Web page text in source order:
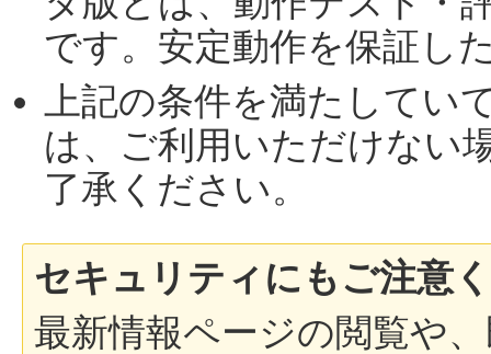
です。安定動作を保証し
上記の条件を満たしてい
は、ご利用いただけない
了承ください。
セキュリティにもご注意
最新情報ページの閲覧や